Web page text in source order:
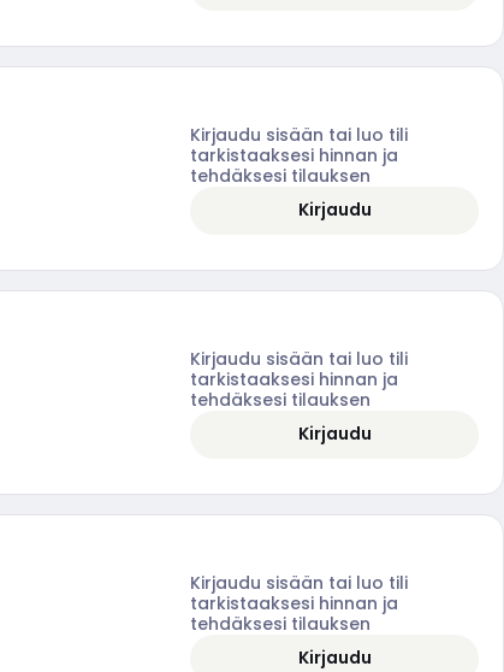
Kirjaudu sisään tai luo tili
tarkistaaksesi hinnan ja
tehdäksesi tilauksen
Kirjaudu
Kirjaudu sisään tai luo tili
tarkistaaksesi hinnan ja
tehdäksesi tilauksen
Kirjaudu
Kirjaudu sisään tai luo tili
tarkistaaksesi hinnan ja
tehdäksesi tilauksen
Kirjaudu